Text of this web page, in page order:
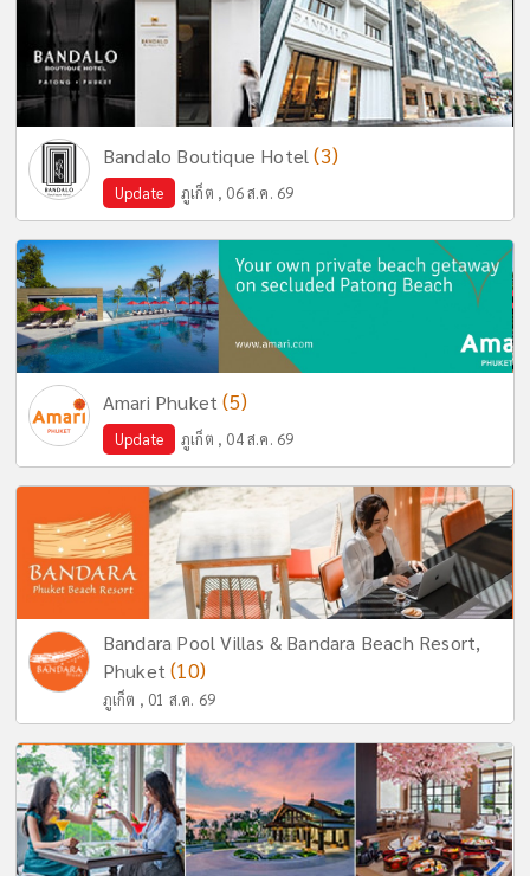
Bandalo Boutique Hotel(3)
Update ภูเก็ต , 06 ส.ค. 69
Amari Phuket(5)
Update ภูเก็ต , 04 ส.ค. 69
Bandara Pool Villas & Bandara Beach Resort,
Phuket(10)
ภูเก็ต , 01 ส.ค. 69